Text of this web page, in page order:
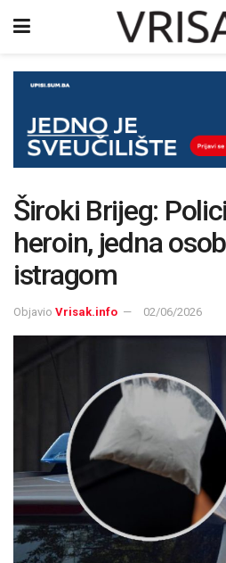
Široki Brijeg:
heroin, jedna
istragom
Objavio Vrisak.info 02/06/2026